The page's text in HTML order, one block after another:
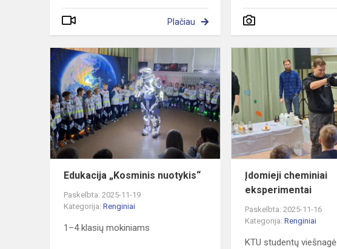
Plačiau
Edukacija
„Kosminis
nuotykis“
Edukacija „Kosminis nuotykis“
Paskelbta: 2025-11-19
Kategorija: Renginiai
1–4 klasių mokiniams
Įdomieji cheminiai
eksperimentai
Paskelbta: 2025-11-16
Kategorija:Renginiai
KTU studentų viešnagė